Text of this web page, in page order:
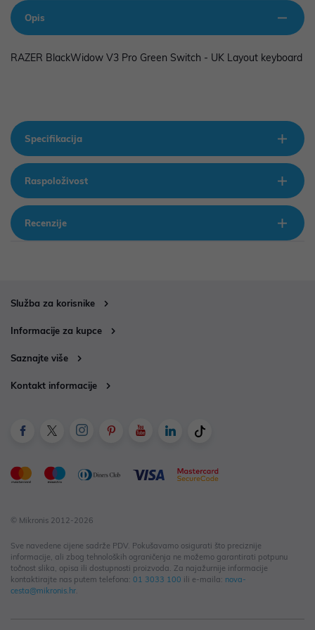
Opis
RAZER BlackWidow V3 Pro Green Switch - UK Layout keyboard
Specifikacija
Raspoloživost
Recenzije
Služba za korisnike
Informacije za kupce
Saznajte više
Kontakt informacije
© Mikronis 2012-2026
Sve navedene cijene sadrže PDV. Pokušavamo osigurati što preciznije
informacije, ali zbog tehnoloških ograničenja ne možemo garantirati potpunu
točnost slika, opisa ili dostupnosti proizvoda. Za najažurnije informacije
kontaktirajte nas putem telefona: 01 3033 100 ili e-maila: nova-
cesta@mikronis.hr.